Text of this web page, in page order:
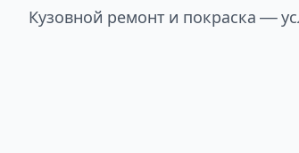
Кузовной ремонт и покраска —